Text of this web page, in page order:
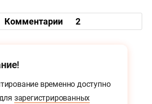
Комментарии 2
временно доступно
зарегистрированных